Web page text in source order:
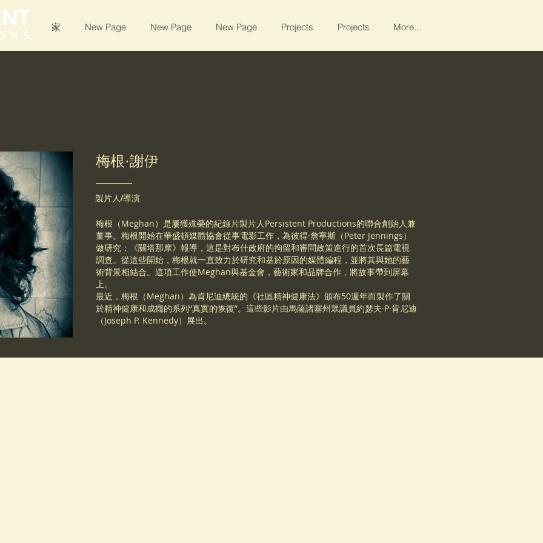
家 New Page New Page New Page Projects Projects More...
梅根·謝伊
製片人/導演
梅根（Meghan）是屢獲殊榮的紀錄片製片人Persistent Productions的聯合創始人兼
董事。梅根開始在華盛頓媒體協會從事電影工作，為彼得·詹寧斯（Peter Jennings）
做研究：《關塔那摩》報導，這是對布什政府的拘留和審問政策進行的首次長篇電視
調查。從這些開始，梅根就一直致力於研究和基於原因的媒體編程，並將其與她的藝
術背景相結合。這項工作使Meghan與基金會，藝術家和品牌合作，將故事帶到屏幕
上。
最近，梅根（Meghan）為肯尼迪總統的《社區精神健康法》頒布50週年而製作了關
於精神健康和成癮的系列“真實的恢復”。這些影片由馬薩諸塞州眾議員約瑟夫·P·肯尼迪
（Joseph P. Kennedy）展出。